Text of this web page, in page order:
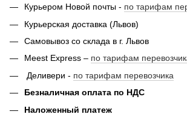
Курьером Новой почты - по тарифам
Курьерская доставка (Львов)
Самовывоз со склада в г. Львов
Meest Express – по тарифам
Деливери - по тарифам перевозчика
Безналичная оплата по НДС
Наложенный платеж